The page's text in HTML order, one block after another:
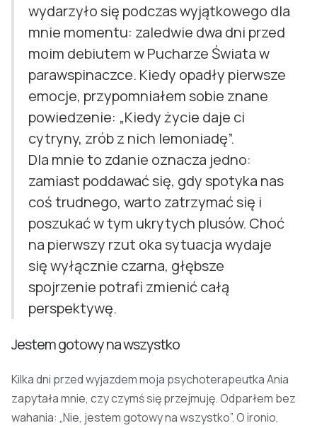
wydarzyło się podczas wyjątkowego dla
mnie momentu: zaledwie dwa dni przed
moim debiutem w Pucharze Świata w
parawspinaczce. Kiedy opadły pierwsze
emocje, przypomniałem sobie znane
powiedzenie: „Kiedy życie daje ci
cytryny, zrób z nich lemoniadę”.
Dla mnie to zdanie oznacza jedno:
zamiast poddawać się, gdy spotyka nas
coś trudnego, warto zatrzymać się i
poszukać w tym ukrytych plusów. Choć
na pierwszy rzut oka sytuacja wydaje
się wyłącznie czarna, głębsze
spojrzenie potrafi zmienić całą
perspektywę.
Jestem gotowy na wszystko
Kilka dni przed wyjazdem moja psychoterapeutka Ania
zapytała mnie, czy czymś się przejmuję. Odparłem bez
wahania: „Nie, jestem gotowy na wszystko”. O ironio,